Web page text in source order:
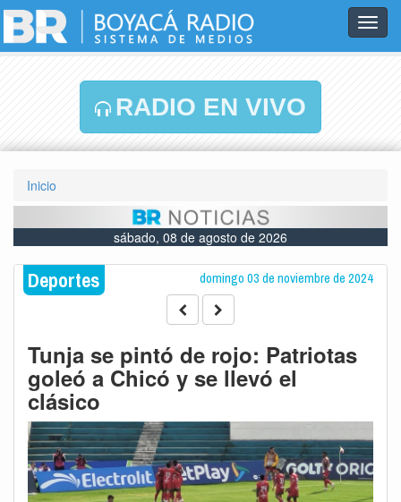
RADIO EN VIVO
Inicio
sábado, 08 de agosto de 2026
Deportes domingo 03 de noviembre de 2024
Tunja se pintó de rojo: Patriotas
goleó a Chicó y se llevó el
clásico